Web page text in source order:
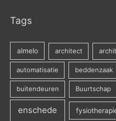
Tags
almelo architect
automatisatie beddenzaak
buitendeuren Buurtschap
enschede